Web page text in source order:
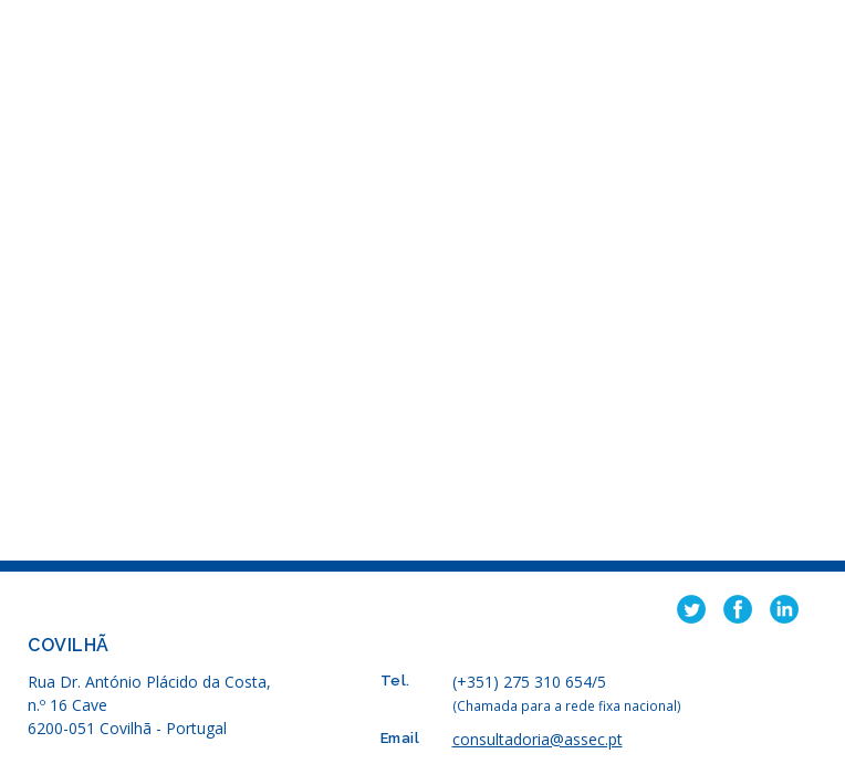
COVILHÃ
Rua Dr. António Plácido da Costa,
n.º 16 Cave
6200-051 Covilhã - Portugal
Tel. (+351) 275 310 654/5
(Chamada para a rede fixa nacional)
Email consultadoria@assec.pt